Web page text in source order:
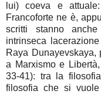
lui) coeva e
Francoforte ne è,
scritti stanno
intrinseca
Raya
a Marxismo e
33-41): tra la
filosofia che si